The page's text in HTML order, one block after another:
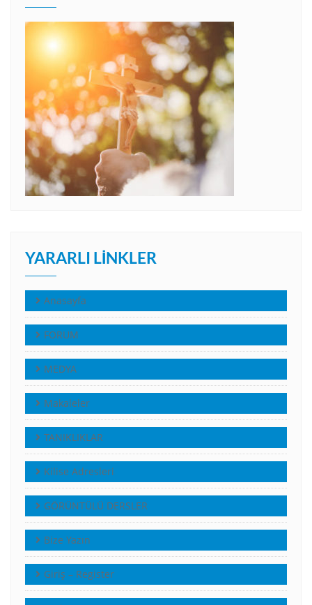
YARARLI LINKLER
Anasayfa
FORUM
MEDYA
Makaleler
TANIKLIKLAR
Kilise Adresleri
GÖRÜNTÜLÜ DERSLER
Bize Yazın
Giriş – Register